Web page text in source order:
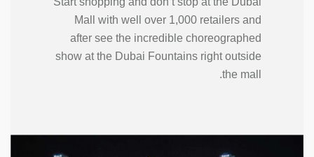
Mall with well over 1,000 retailers and
after see the incredible choreographed
show at the Dubai Fountains right outside
the mall.